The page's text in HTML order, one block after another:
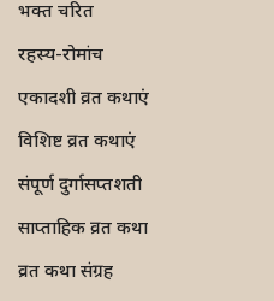
भक्त चरित
रहस्य-रोमांच
एकादशी व्रत कथाएं
विशिष्ट व्रत कथाएं
संपूर्ण दुर्गासप्तशती
साप्ताहिक व्रत कथा
व्रत कथा संग्रह